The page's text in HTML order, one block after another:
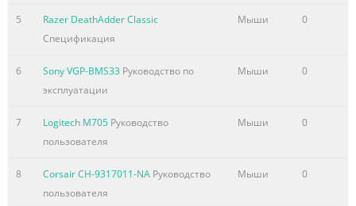
5
Razer DeathAdder Classic
Спецификация
Мыши 0
6 Sony VGP-BMS33 Руководство по
эксплуатации
Мыши 0
7 Logitech M705 Руководство
пользователя
Мыши 0
8 Corsair CH-9317011-NA Руководство
пользователя
Мыши 0